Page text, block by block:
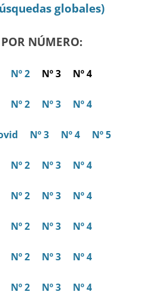
globales)
NÚMERO:
Nº 2Nº 3 Nº 4
Nº 2 Nº 3 Nº 4
Nº 3 Nº 4 Nº 5
Nº 2 Nº 3 Nº 4
Nº 2 Nº 3 Nº 4
Nº 2 Nº 3 Nº 4
Nº 2 Nº 3 Nº 4
Nº 2 Nº 3 Nº 4